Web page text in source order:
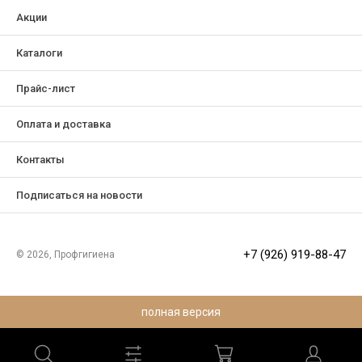
Акции
Каталоги
Прайс-лист
Оплата и доставка
Контакты
Подписаться на новости
© 2026, Профгигиена +7 (926) 919-88-47
полная версия